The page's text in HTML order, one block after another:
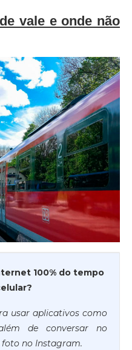
vale e onde não
100% do tempo
usar aplicativos como
de conversar no
no Instagram.